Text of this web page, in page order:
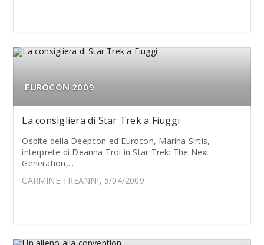
EUROCON 2009
La consigliera di Star Trek a Fiuggi
Ospite della Deepcon ed Eurocon, Marina Sirtis,
interprete di Deanna Troi in Star Trek: The Next
Generation,...
CARMINE TREANNI, 5/04/2009